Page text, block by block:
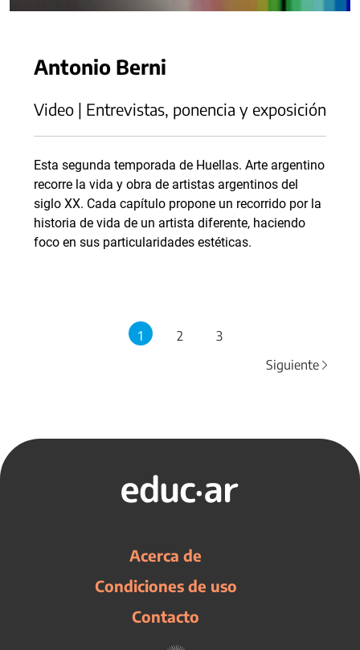
Antonio Berni
Video | Entrevistas, ponencia y exposición
Esta segunda temporada de Huellas. Arte argentino
recorre la vida y obra de artistas argentinos del
siglo XX. Cada capítulo propone un recorrido por la
historia de vida de un artista diferente, haciendo
foco en sus particularidades estéticas.
1 2
3
Siguiente
Acerca de
Condiciones de uso
Contacto